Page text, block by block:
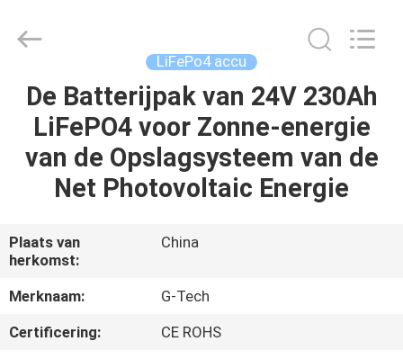
THUIS
PRODUCTEN
ONS
FABRIEKSTOCHT
POWER
GROUP.
Reserved.
LiFePo4 accu
De Batterijpak van 24V 230Ah
LiFePO4 voor Zonne-energie
van de Opslagsysteem van de
Net Photovoltaic Energie
Plaats van
herkomst:
China
Merknaam:
G-Tech
Certificering:
CE ROHS